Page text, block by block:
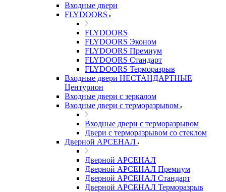
Входные двери
FLYDOORS
FLYDOORS
FLYDOORS Эконом
FLYDOORS Премиум
FLYDOORS Стандарт
FLYDOORS Терморазрыв
Входные двери НЕСТАНДАРТНЫЕ
Центурион
Входные двери с зеркалом
Входные двери с терморазрывом
Входные двери с терморазрывом
Двери с терморазрывом со стеклом
Дверной АРСЕНАЛ
Дверной АРСЕНАЛ
Дверной АРСЕНАЛ Премиум
Дверной АРСЕНАЛ Стандарт
Дверной АРСЕНАЛ Терморазрыв